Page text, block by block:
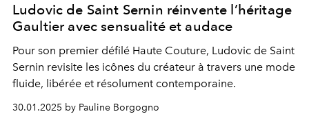
Ludovic de Saint Sernin réinvente l’héritage
Gaultier avec sensualité et audace
Pour son premier défilé Haute Couture, Ludovic de Saint
Sernin revisite les icônes du créateur à travers une mode
fluide, libérée et résolument contemporaine.
30.01.2025 by Pauline Borgogno